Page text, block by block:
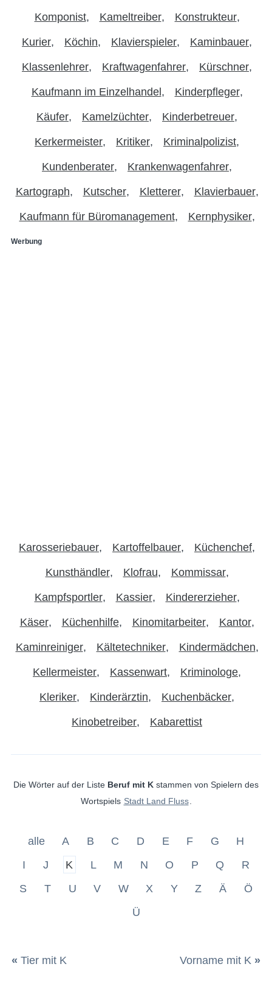
Komponist Kameltreiber Konstrukteur
Kurier Köchin Klavierspieler Kaminbauer
Klassenlehrer Kraftwagenfahrer Kürschner
Kaufmann im Einzelhandel Kinderpfleger
Käufer Kamelzüchter Kinderbetreuer
Kerkermeister Kritiker Kriminalpolizist
Kundenberater Krankenwagenfahrer
Kartograph Kutscher Kletterer Klavierbauer
Kaufmann für Büromanagement Kernphysiker
Werbung
Karosseriebauer Kartoffelbauer Küchenchef
Kunsthändler Klofrau Kommissar
Kampfsportler Kassier Kindererzieher
Käser Küchenhilfe Kinomitarbeiter Kantor
Kaminreiniger Kältetechniker Kindermädchen
Kellermeister Kassenwart Kriminologe
Kleriker Kinderärztin Kuchenbäcker
Kinobetreiber Kabarettist
Die Wörter auf der Liste Beruf mit K stammen von Spielern des
Wortspiels Stadt Land Fluss
alle A B C D E F G
H
I
J K L M N O P Q
R
S
T U V W X Y Z Ä
Ö
Ü
« Tier mit K Vorname mit K »